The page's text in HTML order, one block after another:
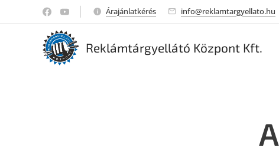
Árajánlatkérés info@reklamtargyellato.hu
Reklámtárgyellátó Központ Kft.